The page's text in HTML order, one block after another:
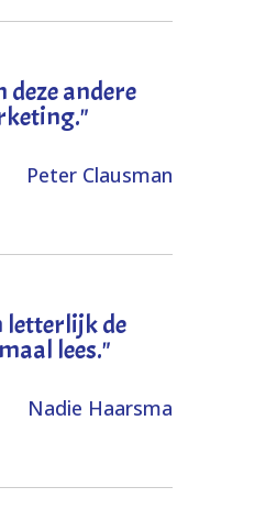
andere
Peter Clausman
letterlijk de
lees."
Nadie Haarsma